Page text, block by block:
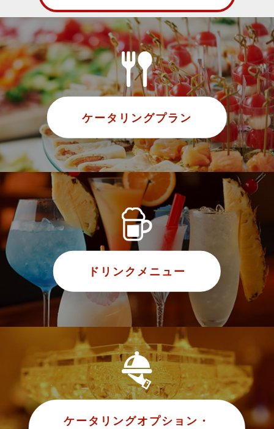
ケータリングプラン
ドリンクメニュー
ケータリングオプション・